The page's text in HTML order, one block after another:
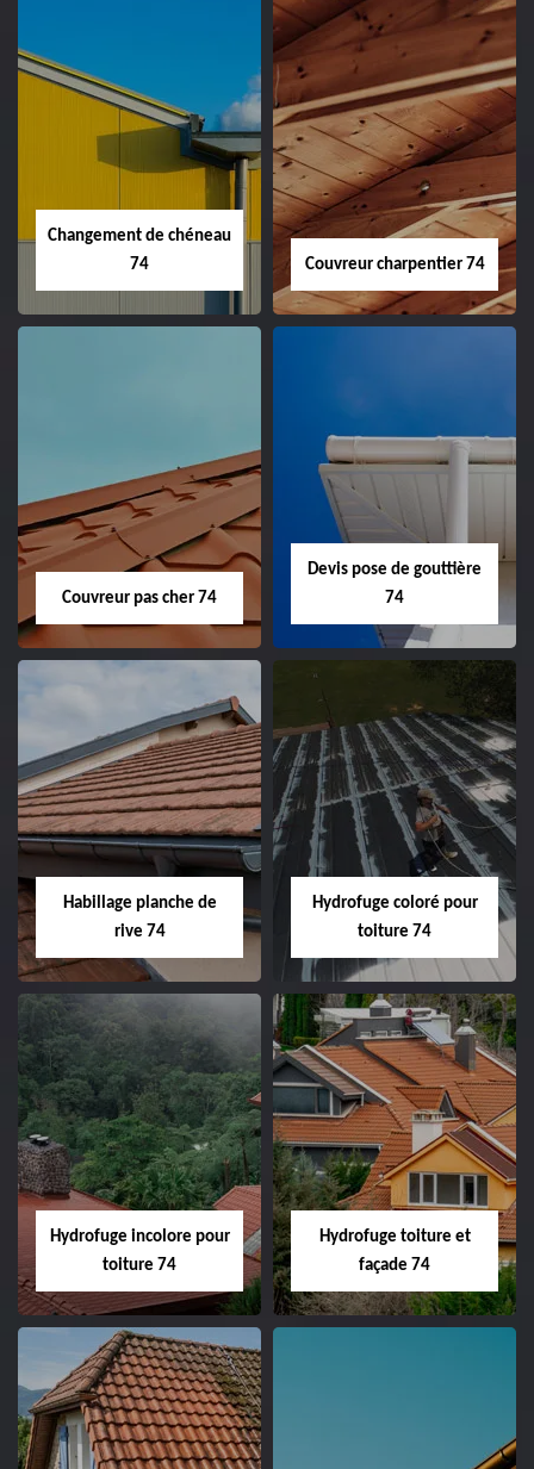
Changement de chéneau
74
Couvreur charpentier 74
Couvreur pas cher 74
Devis pose de gouttière
74
Habillage planche de
rive 74
Hydrofuge coloré pour
toiture 74
Hydrofuge incolore pour
toiture 74
Hydrofuge toiture et
façade 74